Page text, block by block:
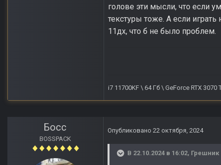
голове эти мысли, что если
текстуры тоже. А если
11дх, что б не было проблем.
i7 11700KF \ 64 Гб \ GeForce RTX
Босс
BOSSPACK
Опубликовано 22 октября, 2024
В 22.10.2024 в 16:02, Грешник